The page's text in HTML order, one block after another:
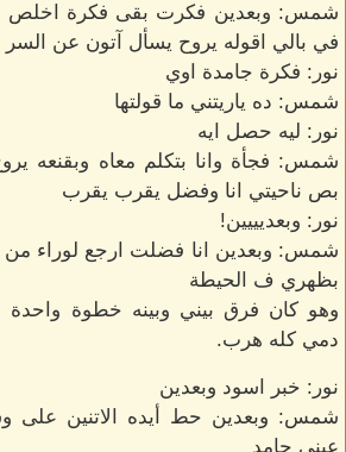
شمس: وبعدين فكرت بقى فكرة اخلص
في بالي اقوله يروح يسأل آتون عن
نور: فكرة جامدة اوي
شمس: ده ياريتني ما قولتها
نور: ليه حصل ايه
شمس: فجأة وانا بتكلم معاه وبقنعه
بص ناحيتي انا وفضل يقرب يقرب
نور: وبعديييين!
شمس: وبعدين انا فضلت ارجع لوراء
بظهري ف الحيطة
وهو كان فرق بيني وبينه خطوة
دمي كله هرب.
نور: خبر اسود وبعدين
شمس: وبعدين حط أيده الاتنين
عيني جامد